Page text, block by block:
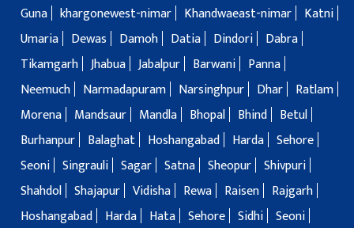
Guna khargonewest-nimar Khandwaeast-nimar
Katni
Umaria
Dewas Damoh Datia Dindori
Dabra
Tikamgarh Jhabua Jabalpur Barwani
Panna
Neemuch
Narmadapuram Narsinghpur Dhar
Ratlam
Morena
Mandsaur Mandla Bhopal Bhind
Betul
Burhanpur
Balaghat Hoshangabad Harda Sehore
Seoni Singrauli Sagar Satna Sheopur Shivpuri
Shahdol Shajapur Vidisha Rewa Raisen
Rajgarh
Hoshangabad
Harda Hata Sehore Sidhi Seoni